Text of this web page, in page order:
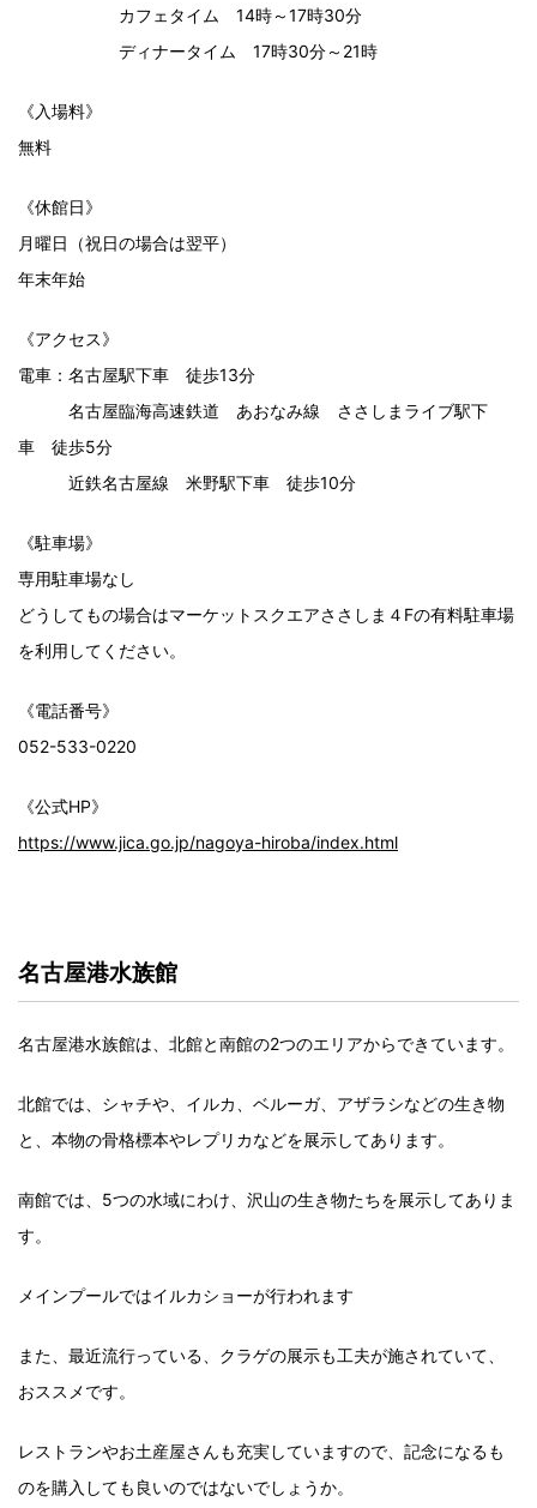
カフェタイム 14時～17時30分
ディナータイム 17時30分～21時
《入場料》
無料
《休館日》
月曜日（祝日の場合は翌平）
年末年始
《アクセス》
電車：名古屋駅下車 徒歩13分
名古屋臨海高速鉄道 あおなみ線 ささしまライブ駅下
車 徒歩5分
近鉄名古屋線 米野駅下車 徒歩10分
《駐車場》
専用駐車場なし
どうしてもの場合はマーケットスクエアささしま４Fの有料駐車場
を利用してください。
《電話番号》
052-533-0220
《公式HP》
https://www.jica.go.jp/nagoya-hiroba/index.html
名古屋港水族館
名古屋港水族館は、北館と南館の2つのエリアからできています。
北館では、シャチや、イルカ、ベルーガ、アザラシなどの生き物
と、本物の骨格標本やレプリカなどを展示してあります。
南館では、5つの水域にわけ、沢山の生き物たちを展示してありま
す。
メインプールではイルカショーが行われます
また、最近流行っている、クラゲの展示も工夫が施されていて、
おススメです。
レストランやお土産屋さんも充実していますので、記念になるも
のを購入しても良いのではないでしょうか。